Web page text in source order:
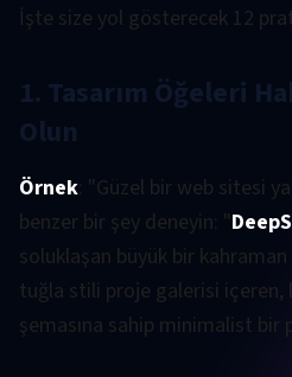
İşte size yol gösterecek 12
1. Tasarım Öğeleri
Olun
Örnek: "Güzel bir web sitesi
benzer bir şey deneyin: "
soluklaşan büyük bir
tuğla stili proje galerisi içeren,
şemasına sahip minimalist